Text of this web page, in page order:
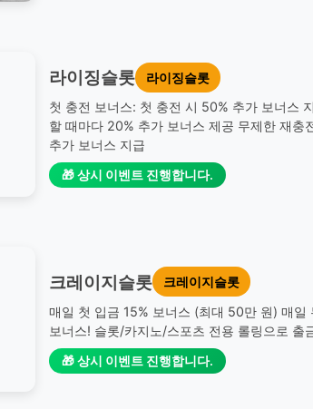
라이징슬롯
라이징슬롯
첫 충전 보너스: 첫 충전 시 50% 추가 보너스
할 때마다 20% 추가 보너스 제공 무제한 재충
추가 보너스 지급
🎁 상시 이벤트 진행합니다.
크레이지슬롯
크레이지슬롯
매일 첫 입금 15% 보너스 (최대 50만 원) 매일
보너스! 슬롯/카지노/스포츠 전용 롤링으로 출
🎁 상시 이벤트 진행합니다.